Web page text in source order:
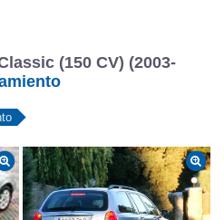
(150 CV) (2003-